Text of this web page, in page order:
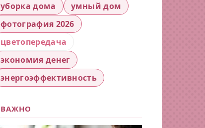
уборка дома
умный дом
фотография 2026
цветопередача
экономия денег
энергоэффективность
ВАЖНО